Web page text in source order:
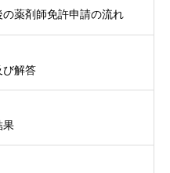
薬剤師免許申請の流れ
び解答
果